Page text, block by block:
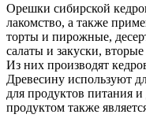
Орешки сибирской
лакомство, а также
торты и пирожные,
салаты и закуски,
Из них производят
Древесину используют
для продуктов питания
продуктом также